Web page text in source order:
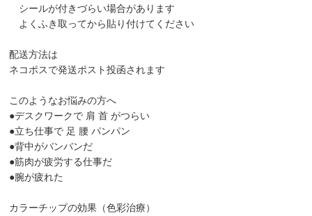
シールが付きづらい場合があります
よくふき取ってから貼り付けてください
配送方法は
ネコポスで発送ポスト投函されます
このようなお悩みの方へ
●デスクワークで 肩 首 がつらい
●立ち仕事で 足 腰 パンパン
●背中がバンバンだ
●筋肉が疲労する仕事だ
●腕が疲れた
カラーチップの効果（色彩治療）